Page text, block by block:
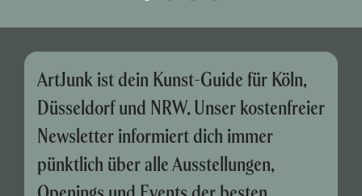
ArtJunk ist dein Kunst-Guide für Köln,
Düsseldorf und NRW. Unser kostenfreier
Newsletter informiert dich immer
pünktlich über alle Ausstellungen,